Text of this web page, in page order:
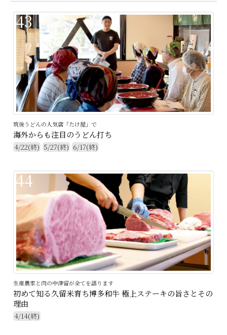
43
筑後うどんの人気店「たけ屋」で
海外からも注目のうどん打ち
4/22(終) 5/27(終) 6/17(終)
44
生産農家と肉の中津留が全てを語ります
初めて知る久留米育ち博多和牛 極上ステーキの旨さとその
理由
4/14(終)